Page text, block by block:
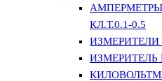
КЛ.Т.0.1-0.5
ИЗМЕРИТЕЛИ
ИЗМЕРИТЕЛЬ